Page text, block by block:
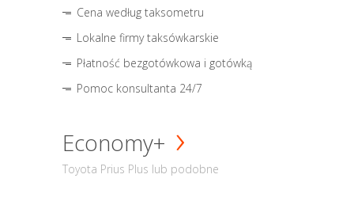
Cena według taksometru
Lokalne firmy taksówkarskie
Płatność bezgotówkowa i gotówką
Pomoc konsultanta 24/7
Economy+
Toyota Prius Plus lub podobne